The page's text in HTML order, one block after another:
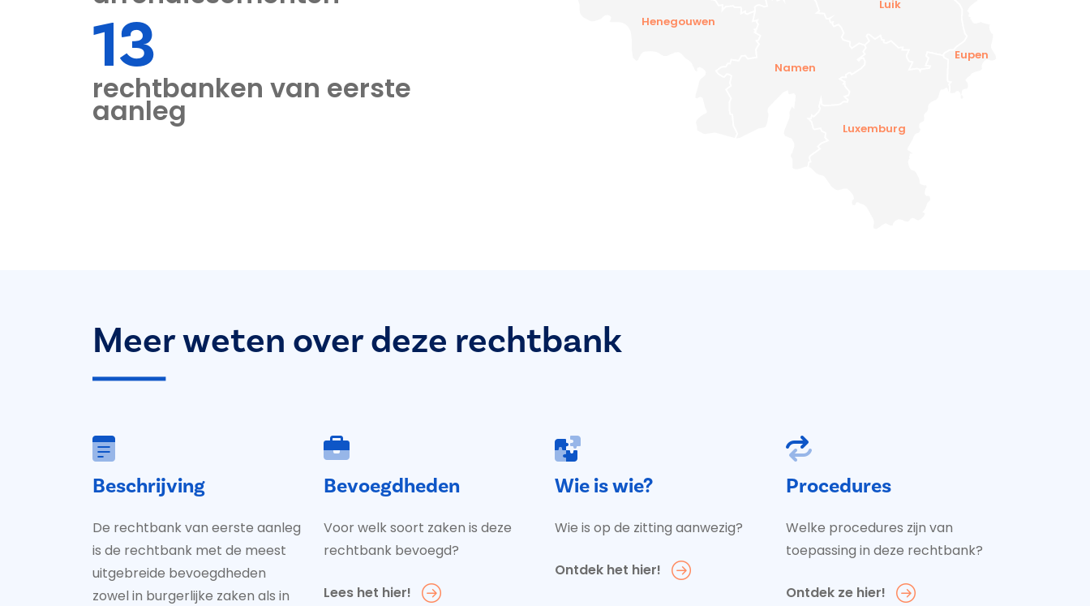
13
rechtbanken van eerste
aanleg
Henegouwen
Namen
Luik
Luxemburg
Eupen
Meer weten over deze rechtbank
Beschrijving
De rechtbank van eerste aanleg
is de rechtbank met de meest
uitgebreide bevoegdheden
zowel in burgerlijke zaken als in
Bevoegdheden
Voor welk soort zaken is deze
rechtbank bevoegd?
Lees het hier!
Wie is wie?
Wie is op de zitting aanwezig?
Ontdek het hier!
Procedures
Welke procedures zijn van
toepassing in deze rechtbank?
Ontdek ze hier!